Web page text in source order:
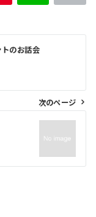
のお話会
次のページ